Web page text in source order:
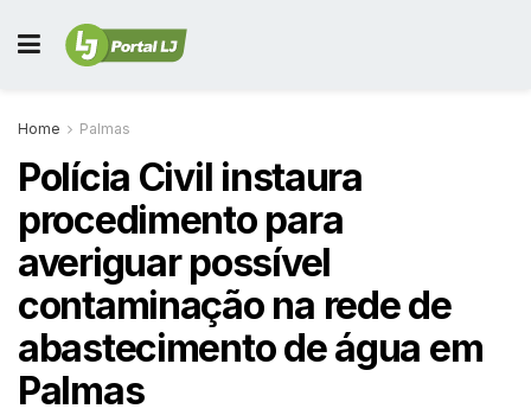
Home Palmas
Polícia Civil instaura
procedimento para
averiguar possível
contaminação na rede de
abastecimento de água em
Palmas